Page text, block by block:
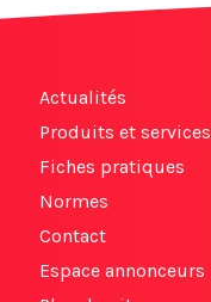
Actualités
Produits et services
Fiches pratiques
Normes
Contact
Espace annonceurs